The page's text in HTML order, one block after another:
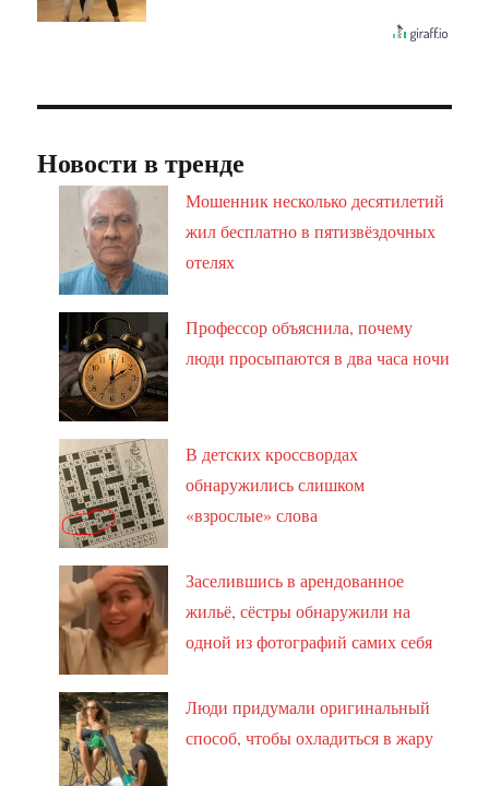
Новости в тренде
Мошенник несколько десятилетий
жил бесплатно в пятизвёздочных
отелях
Профессор объяснила, почему
люди просыпаются в два часа ночи
В детских кроссвордах
обнаружились слишком
«взрослые» слова
Заселившись в арендованное
жильё, сёстры обнаружили на
одной из фотографий самих себя
Люди придумали оригинальный
способ, чтобы охладиться в жару